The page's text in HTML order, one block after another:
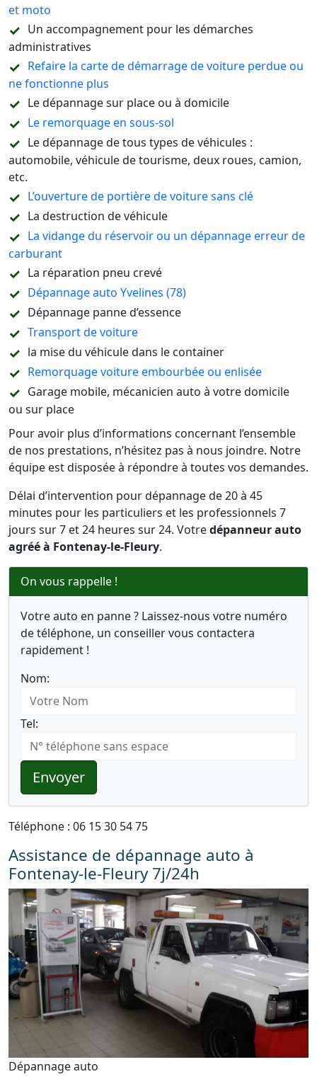
et moto
Un accompagnement pour les démarches
administratives
Refaire la carte de démarrage de voiture perdue ou
ne fonctionne plus
Le dépannage sur place ou à domicile
Le remorquage en sous-sol
Le dépannage de tous types de véhicules :
automobile, véhicule de tourisme, deux roues, camion,
etc.
L’ouverture de portière de voiture sans clé
La destruction de véhicule
La vidange du réservoir ou un dépannage erreur de
carburant
La réparation pneu crevé
Dépannage auto Yvelines (78)
Dépannage panne d’essence
Transport de voiture
la mise du véhicule dans le container
Remorquage voiture embourbée ou enlisée
Garage mobile, mécanicien auto à votre domicile
ou sur place
Pour avoir plus d’informations concernant l’ensemble
de nos prestations, n’hésitez pas à nous joindre. Notre
équipe est disposée à répondre à toutes vos demandes.
Délai d’intervention pour dépannage de 20 à 45
minutes pour les particuliers et les professionnels 7
jours sur 7 et 24 heures sur 24. Votredépanneur auto
agréé à Fontenay-le-Fleury.
On vous rappelle !
Votre auto en panne ? Laissez-nous votre numéro
de téléphone, un conseiller vous contactera
rapidement !
Nom:
Tel:
Envoyer
Téléphone : 06 15 30 54 75
Assistance de dépannage auto à
Fontenay-le-Fleury 7j/24h
Dépannage auto